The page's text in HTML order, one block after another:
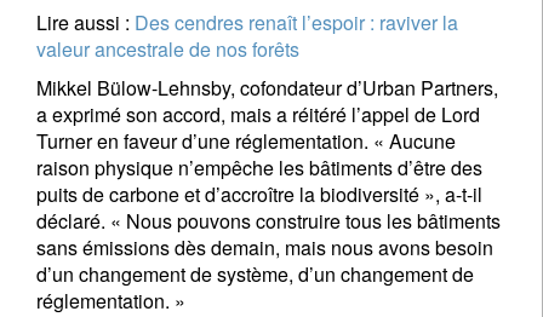
Lire aussi : Des cendres renaît l’espoir : raviver la
valeur ancestrale de nos forêts
Mikkel Bülow-Lehnsby, cofondateur d’Urban Partners,
a exprimé son accord, mais a réitéré l’appel de Lord
Turner en faveur d’une réglementation. « Aucune
raison physique n’empêche les bâtiments d’être des
puits de carbone et d’accroître la biodiversité », a-t-il
déclaré. « Nous pouvons construire tous les bâtiments
sans émissions dès demain, mais nous avons besoin
d’un changement de système, d’un changement de
réglementation. »
Vos informations seront utilisées conformément à
notrepolitique de confidentialité
S'inscrire